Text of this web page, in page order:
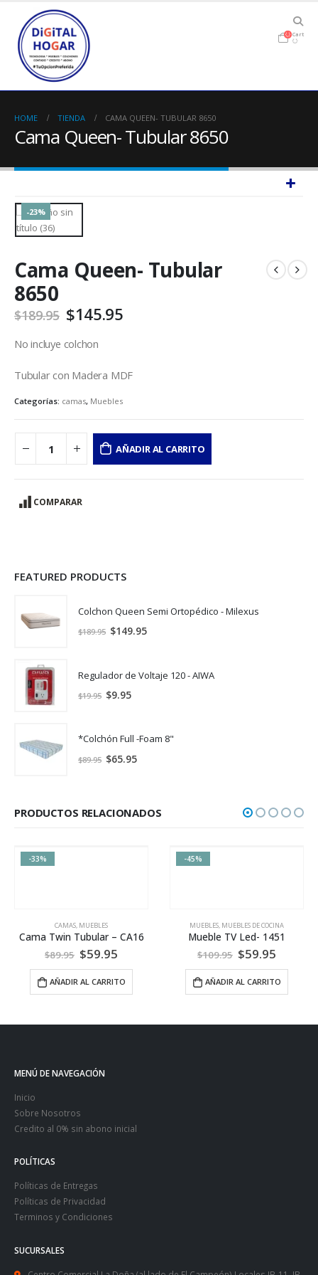
Cart
HOME TIENDA CAMA QUEEN- TUBULAR 8650
Cama Queen- Tubular 8650
-23%
Cama Queen- Tubular
8650
$189.95 $145.95
No incluye colchon
Tubular con Madera MDF
Categorías: camas, Muebles
AÑADIR AL CARRITO
COMPARAR
FEATURED PRODUCTS
Colchon Queen Semi Ortopédico - Milexus
$189.95 $149.95
Regulador de Voltaje 120 - AIWA
$19.95 $9.95
*Colchón Full -Foam 8"
$89.95 $65.95
PRODUCTOS RELACIONADOS
-33%
CAMAS, MUEBLES
Cama Twin Tubular – CA16
$89.95 $59.95
AÑADIR AL CARRITO
-45%
MUEBLES, MUEBLES DE COCINA
Mueble TV Led- 1451
$109.95 $59.95
AÑADIR AL CARRITO
MENÚ DE NAVEGACIÓN
Inicio
Sobre Nosotros
Credito al 0% sin abono inicial
POLÍTICAS
Políticas de Entregas
Políticas de Privacidad
Terminos y Condiciones
SUCURSALES